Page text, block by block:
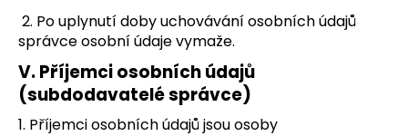
2. Po uplynutí doby uchovávání osobních údajů
správce osobní údaje vymaže.
V.Příjemci osobních údajů
(subdodavatelé správce)
1. Příjemci osobních údajů jsou osoby